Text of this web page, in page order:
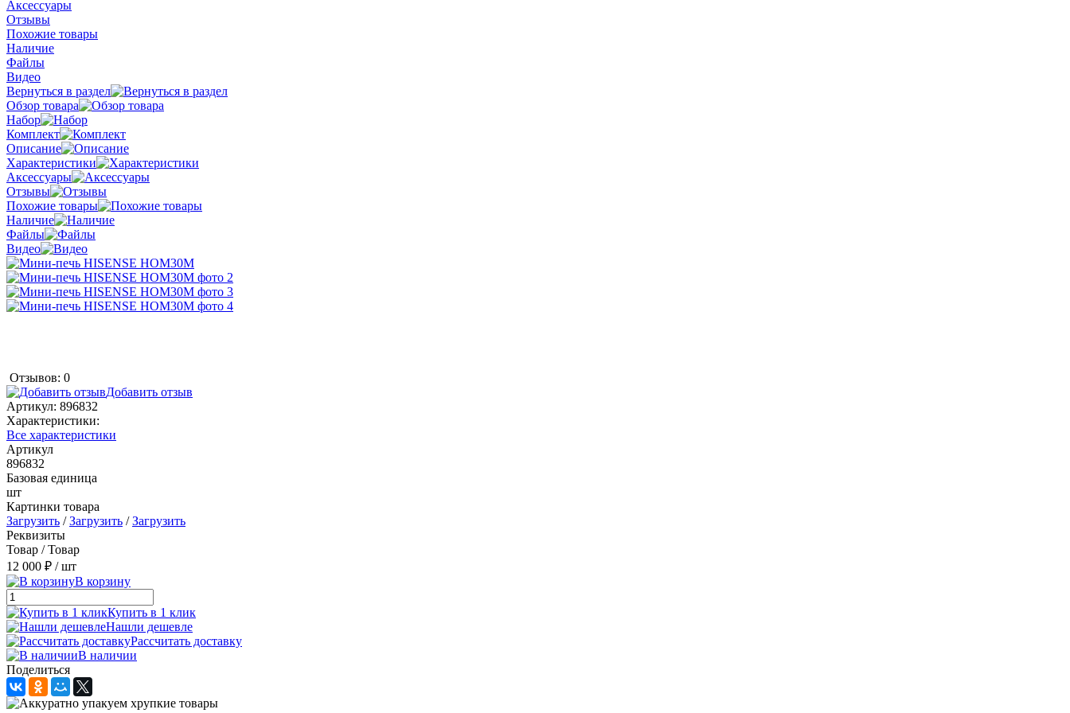
Аксессуары
Отзывы
Похожие товары
Наличие
Файлы
Видео
Вернуться в раздел
Обзор товара
Набор
Комплект
Описание
Характеристики
Аксессуары
Отзывы
Похожие товары
Наличие
Файлы
Видео
Отзывов: 0
Добавить отзыв
Артикул: 896832
Характеристики:
Все характеристики
Артикул
896832
Базовая единица
шт
Картинки товара
Загрузить /Загрузить /Загрузить
Реквизиты
Товар / Товар
12 000 ₽ / шт
В корзину
Купить в 1 клик
Нашли дешевле
Рассчитать доставку
В наличии
Поделиться